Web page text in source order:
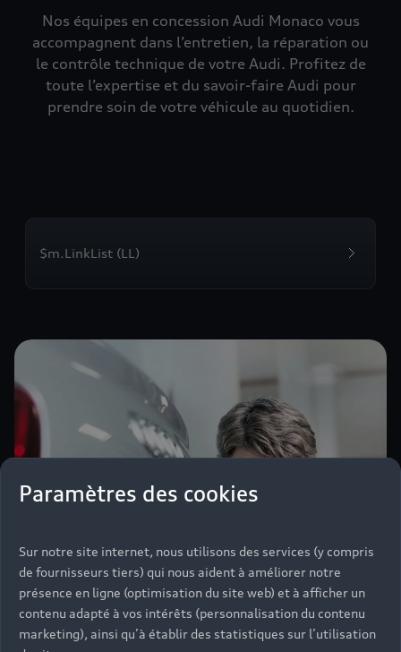
Nos équipes en concession Audi Monaco vous
accompagnent dans l’entretien, la réparation ou
le contrôle technique de votre Audi. Profitez de
toute l’expertise et du savoir-faire Audi pour
prendre soin de votre véhicule au quotidien.
$m.LinkList (LL)
Paramètres des cookies
Sur notre site internet, nous utilisons des services (y compris
de fournisseurs tiers) qui nous aident à améliorer notre
présence en ligne (optimisation du site web) et à afficher un
contenu adapté à vos intérêts (personnalisation du contenu
marketing), ainsi qu’à établir des statistiques sur l’utilisation